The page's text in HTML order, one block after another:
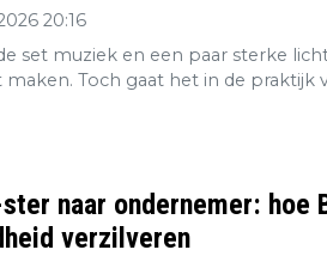
20:16
set muziek en een paar sterke
maken. Toch gaat het in de praktijk
naar ondernemer: hoe
verzilveren